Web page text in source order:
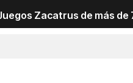
Zacatrus de más de